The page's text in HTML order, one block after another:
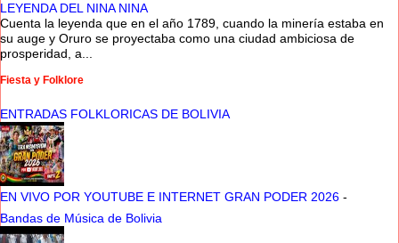
LEYENDA DEL NINA NINA
Cuenta la leyenda que en el año 1789, cuando la minería estaba en
su auge y Oruro se proyectaba como una ciudad ambiciosa de
prosperidad, a...
Fiesta y Folklore
ENTRADAS FOLKLORICAS DE BOLIVIA
EN VIVO POR YOUTUBE E INTERNET GRAN PODER 2026 -
Bandas de Música de Bolivia